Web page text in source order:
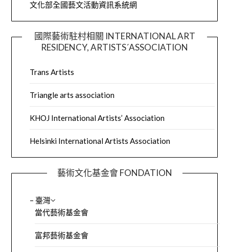
文化部全國藝文活動資訊系統網
國際藝術駐村相關 INTERNATIONAL ART
RESIDENCY, ARTISTS´ASSOCIATION
Trans Artists
Triangle arts association
KHOJ International Artists’ Association
Helsinki International Artists Association
藝術文化基金會 FONDATION
– 臺灣
當代藝術基金會
富邦藝術基金會